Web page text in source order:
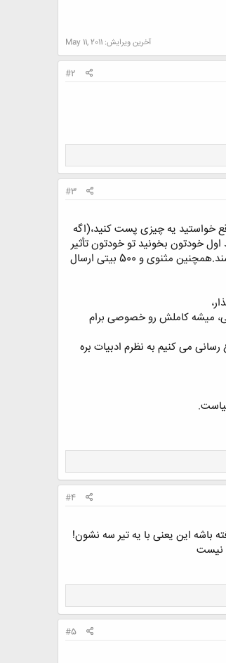
آخرین ویرایش: May 11, 2011
#2
#3
خواستید یه چیزی پست کنید،(اگه
خودتون بخونید تو خودتون تأثیر
بذاره بعد دیگران!)اما این دلیل نشود بر آنکه بی خیال شوید پس مخصوصاً دوستانی که در اون تاپیک فعالند در این تاپیک نیز فعال باشند.همچنین مثنوی و 500 بیتی ارسال
میشه کاملش رو خصوصی برام
می کنیم به نظرم ادبیات بره
#4
باشه این یعنی با یه تیر سه نشون!
نیست
#5